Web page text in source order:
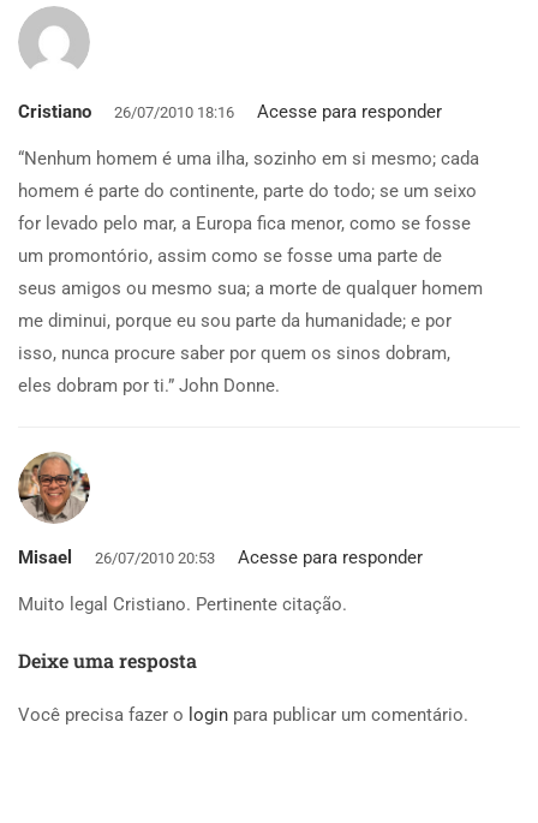
Cristiano 26/07/2010 18:16 Acesse para responder
“Nenhum homem é uma ilha, sozinho em si mesmo; cada
homem é parte do continente, parte do todo; se um seixo
for levado pelo mar, a Europa fica menor, como se fosse
um promontório, assim como se fosse uma parte de
seus amigos ou mesmo sua; a morte de qualquer homem
me diminui, porque eu sou parte da humanidade; e por
isso, nunca procure saber por quem os sinos dobram,
eles dobram por ti.” John Donne.
Misael 26/07/2010 20:53 Acesse para responder
Muito legal Cristiano. Pertinente citação.
Deixe uma resposta
Você precisa fazer o login para publicar um comentário.